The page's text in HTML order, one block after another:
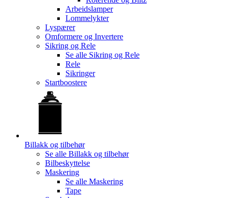
Arbeidslamper
Lommelykter
Lyspærer
Omformere og Invertere
Sikring og Rele
Se alle Sikring og Rele
Rele
Sikringer
Startboostere
Billakk og tilbehør
Se alle Billakk og tilbehør
Bilbeskyttelse
Maskering
Se alle Maskering
Tape